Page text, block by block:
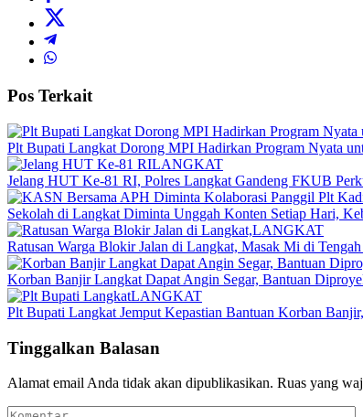
Pos Terkait
Plt Bupati Langkat Dorong MPI Hadirkan Program Nyata
LANGKAT
Jelang HUT Ke-81 RI, Polres Langkat Gandeng FKUB
Sekolah di Langkat Diminta Unggah Konten Setiap Hari,
LANGKAT
Ratusan Warga Blokir Jalan di Langkat, Masak Mi di
Korban Banjir Langkat Dapat Angin Segar, Bantuan
LANGKAT
Plt Bupati Langkat Jemput Kepastian Bantuan Korban
Tinggalkan Balasan
Alamat email Anda tidak akan dipublikasikan. Ruas yang